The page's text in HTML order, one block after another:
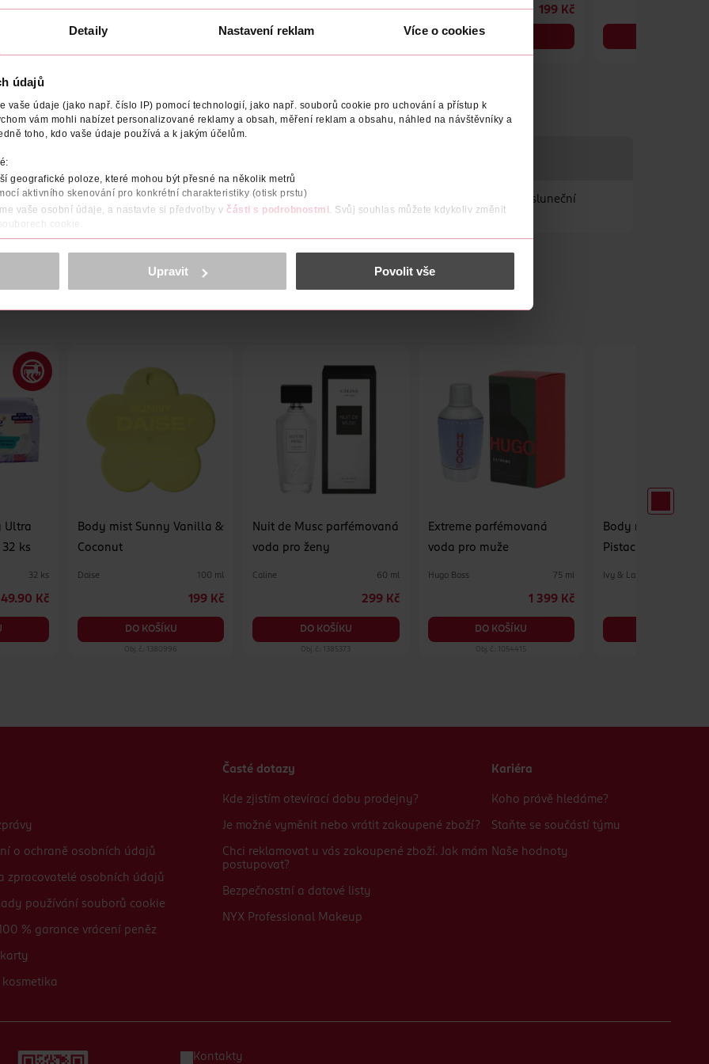
Detaily Nastavení reklam Více o cookies
údajů
vaše údaje (jako např. číslo IP) pomocí technologií, jako např. souborů cookie pro uchování a přístup k
vám mohli nabízet personalizované reklamy a obsah, měření reklam a obsahu, náhled na návštěvníky a
toho, kdo vaše údaje používá a k jakým účelům.
geografické poloze, které mohou být přesné na několik metrů
aktivního skenování pro konkrétní charakteristiky (otisk prstu)
vaše osobní údaje, a nastavte si předvolby v části s podrobnostmi . Svůj souhlas můžete kdykoliv změnit
cookie.
a reklam, funkcí sociálních médií, analýze návštěvnosti, které mohou nést osobní údaje.
osobních údajů.
<
Upravit Povolit vše
199 Kč 229 Kč
Obj. č.: 910385
199 Kč
DO KOŠÍKU
Obj. č.: 1294521
199 Kč
DO KOŠÍKU
Obj. č.: 1295016
parfémovanou vodou Pomelo Fantastique. Jiskřivá, květinová a ovocná zářivá vůně působí jako sluneční
Ultra
ks
32 ks
49.90 Kč
Body mist Sunny Vanilla &
Coconut
Daise 100 ml
199 Kč
DO KOŠÍKU
Obj. č.: 1380996
Nuit de Musc parfémovaná
voda pro ženy
Caline 60 ml
299 Kč
DO KOŠÍKU
Obj. č.: 1385373
Extreme parfémovaná
voda pro muže
Hugo Boss 75 ml
1 399 Kč
DO KOŠÍKU
Obj. č.: 1054415
Body mist pro ženy
Pistachio Crush
Ivy & Lane
o ochraně osobních údajů
zpracovatelé osobních údajů
používání souborů cookie
% garance vrácení peněz
kosmetika
Časté dotazy
Kde zjistím otevírací dobu prodejny?
Je možné vyměnit nebo vrátit zakoupené zboží?
Chci reklamovat u vás zakoupené zboží. Jak mám
postupovat?
Bezpečnostní a datové listy
NYX Professional Makeup
Kariéra
Koho právě hledáme?
Staňte se součástí týmu
Naše hodnoty
Kontakty